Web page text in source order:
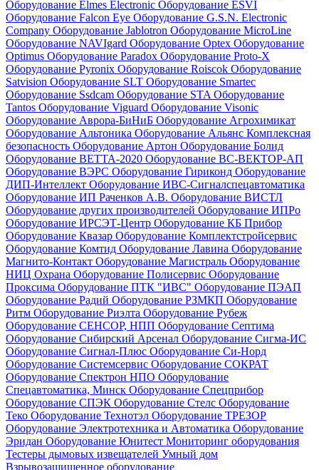
Оборудование Elmes Electronic Оборудование ESVI
Оборудование Falcon Eye Оборудование G.S.N. Electronic
Company Оборудование Jablotron Оборудование MicroLine
Оборудование NAVIgard Оборудование Optex Оборудование
Optimus Оборудование Paradox Оборудование Proto-X
Оборудование Pyronix Оборудование Roiscok Оборудование
Satvision Оборудование SLT Оборудование Smartec
Оборудование Ssdcam Оборудование STA Оборудование
Tantos Оборудование Viguard Оборудование Visonic
Оборудование Аврора-БиНиБ Оборудование Агрохимикат
Оборудование Альтоника Оборудование Альянс Комплексная
безопасность Оборудование Артон Оборудование Болид
Оборудование ВЕТТА-2020 Оборудование ВС-ВЕКТОР-АП
Оборудование ВЭРС Оборудование Гириконд Оборудование
ДИП-Интеллект Оборудование ИВС-Сигналспецавтоматика
Оборудование ИП Раченков А.В. Оборудование ВИСТЛ
Оборудование других производителей Оборудование ИПРо
Оборудование ИРСЭТ-Центр Оборудование КБ Прибор
Оборудование Квазар Оборудование Комплектстройсервис
Оборудование Комтид Оборудование Лавина Оборудование
Магнито-Контакт Оборудование Магистраль Оборудование
НИЦ Охрана Оборудование Полисервис Оборудование
Проксима Оборудование ПТК "ИВС" Оборудование ПЭАП
Оборудование Радий Оборудование РЗМКП Оборудование
Ритм Оборудование Риэлта Оборудование Рубеж
Оборудование СЕНСОР, НПП Оборудование Септима
Оборудование Сибирский Арсенал Оборудование Сигма-ИС
Оборудование Сигнал-Плюс Оборудование Си-Норд
Оборудование Системсервис Оборудование СОКРАТ
Оборудование Спектрон НПО Оборудование
Спецавтоматика, Минск Оборудование Спецприбор
Оборудование СПЭК Оборудование Стелс Оборудование
Теко Оборудование Технотэл Оборудование ТРЕЗОР
Оборудование Электротехника и Автоматика Оборудование
Эридан Оборудование Юнитест Мониторинг оборудования
Тестеры дымовых извещателей Умный дом
Взрывозащищенное оборудование